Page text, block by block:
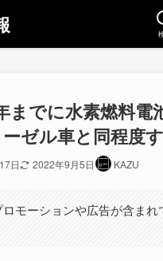
までに水素燃料電
ゼル車と同程度
日 2022年9月5日 KAZU
モーションや広告が含まれ